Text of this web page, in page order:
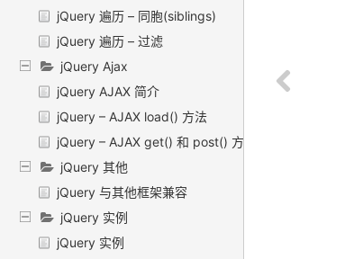
jQuery 遍历 – 同胞(siblings)
jQuery 遍历 – 过滤
jQuery Ajax
jQuery AJAX 简介
jQuery – AJAX load() 方法
jQuery – AJAX get() 和 post() 方法
jQuery 其他
jQuery 与其他框架兼容
jQuery 实例
jQuery 实例